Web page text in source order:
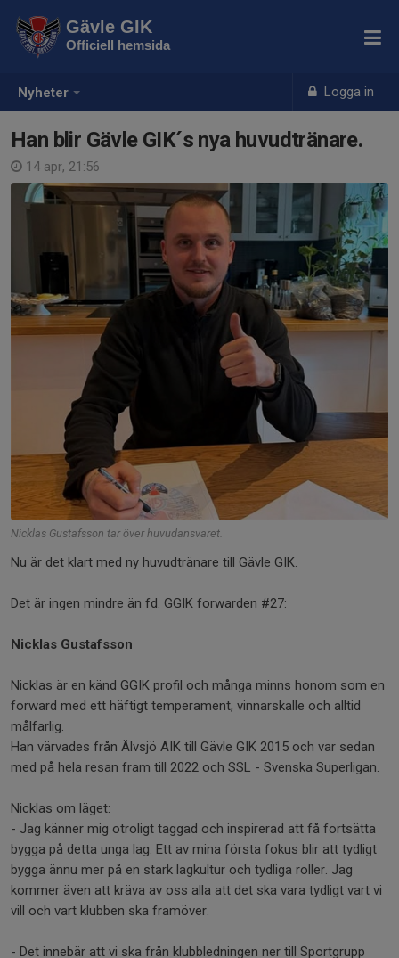
Nyheter Logga in
Gävle GIK
Officiell hemsida
Han blir Gävle GIK´s nya huvudtränare.
14 apr, 21:56
Nicklas Gustafsson tar över huvudansvaret.
Nu är det klart med ny huvudtränare till Gävle GIK.
Det är ingen mindre än fd. GGIK forwarden #27:
Nicklas Gustafsson
Nicklas är en känd GGIK profil och många minns honom som en
forward med ett häftigt temperament, vinnarskalle och alltid
målfarlig.
Han värvades från Älvsjö AIK till Gävle GIK 2015 och var sedan
med på hela resan fram till 2022 och SSL - Svenska Superligan.
Nicklas om läget:
- Jag känner mig otroligt taggad och inspirerad att få fortsätta
bygga på detta unga lag. Ett av mina första fokus blir att tydligt
bygga ännu mer på en stark lagkultur och tydliga roller. Jag
kommer även att kräva av oss alla att det ska vara tydligt vart vi
vill och vart klubben ska framöver.
- Det innebär att vi ska från klubbledningen ner till Sportgrupp